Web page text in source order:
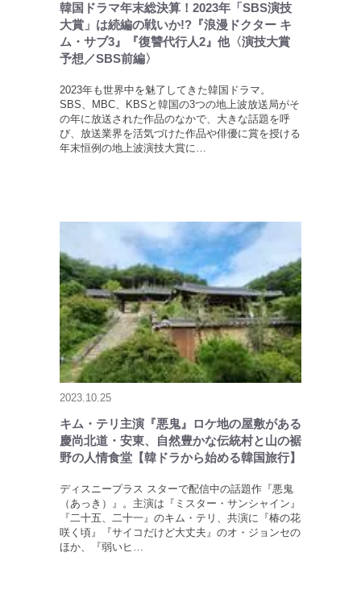
韓国ドラマ年末総決算！2023年「SBS演技
大賞」は続編の戦いか!?『浪漫ドクター キ
ム・サブ3』『復讐代行人2』他〈演技大賞
予想／SBS前編〉
2023年も世界中を魅了してきた韓国ドラマ。
SBS、MBC、KBSと韓国の3つの地上波放送局がそ
の年に放送された作品のなかで、大きな話題を呼
び、放送業界を活気づけた作品や俳優に賞を授ける
年末恒例の地上波演技大賞に…
2023.10.25
キム・テリ主演『悪鬼』ロケ地の屋敷がある
慶尚北道・安東、自然豊かな伝統村と山の裾
野の人情食堂【韓ドラから始める韓国旅行】
ディスニープラス スターで配信中の話題作『悪鬼
（あっき）』。主演は『ミスター・サンシャイン』
『二十五、二十一』のキム・テリ、共演に『椿の花
咲く頃』『サイコだけど大丈夫』のオ・ジョンセの
ほか、『弱いヒ…